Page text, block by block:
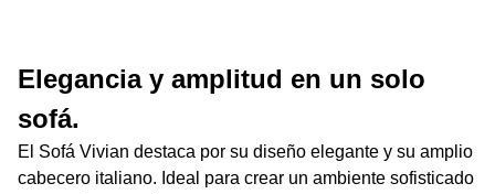
Elegancia y amplitud en un solo
sofá.
El Sofá Vivian destaca por su diseño elegante y su amplio
cabecero italiano. Ideal para crear un ambiente sofisticado